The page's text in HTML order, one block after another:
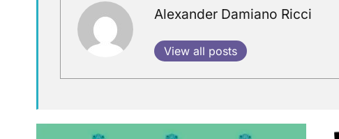
Alexander Damiano Ricci
View all posts